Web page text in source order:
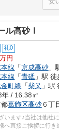
ル高砂Ⅰ
礼0
万円
線 「京成高砂 」
線 「青砥 」駅
町線 「柴又 」駅
年 / 16.38㎡
葛飾区高砂６丁
います♪当社は他社
へ直接ご挨拶に行き